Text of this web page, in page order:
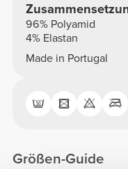
96% Polyamid
4% Elastan
Made in Portugal
Größen-Guide